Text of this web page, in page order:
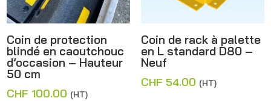
Coin de protection
blindé en caoutchouc
d’occasion – Hauteur
50 cm
CHF 100.00 (HT)
Coin de rack à palette
en L standard D80 –
Neuf
CHF 54.00 (HT)